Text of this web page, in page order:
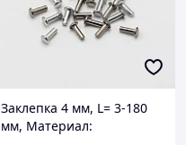
Заклепка 4 мм, L= 3-180
мм, Материал: